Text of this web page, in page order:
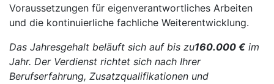
Voraussetzungen für eigenverantwortliches Arbeiten
und die kontinuierliche fachliche Weiterentwicklung.
Das Jahresgehalt beläuft sich auf bis zu160.000 € im
Jahr. Der Verdienst richtet sich nach Ihrer
Berufserfahrung, Zusatzqualifikationen und